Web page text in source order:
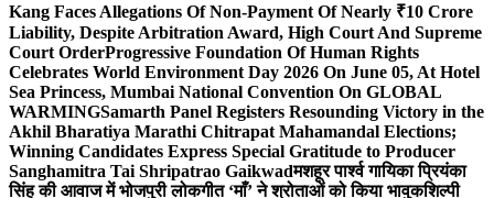
Kang Faces Allegations Of Non-Payment Of Nearly ₹10 Crore
Liability, Despite Arbitration Award, High Court And Supreme
Court OrderProgressive Foundation Of Human Rights
Celebrates World Environment Day 2026 On June 05, At Hotel
Sea Princess, Mumbai National Convention On GLOBAL
WARMINGSamarth Panel Registers Resounding Victory in the
Akhil Bharatiya Marathi Chitrapat Mahamandal Elections;
Winning Candidates Express Special Gratitude to Producer
Sanghamitra Tai Shripatrao Gaikwadमशहूर पार्श्व गायिका प्रियंका
सिंह की आवाज में भोजपुरी लोकगीत ‘माँ’ ने श्रोताओं को किया भावुकशिल्पी